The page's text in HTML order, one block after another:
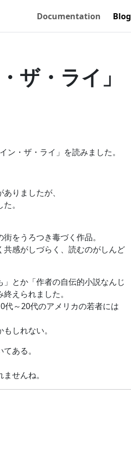
Documentation Blog
ザ・ライ」
ン・ザ・ライ」を読みました。
りましたが、
。
をうろつき毒づく作品。
感がしづらく、読むのがしんど
とか「作者の自伝的小説なんじ
えられました。
代～20代のアメリカの若者には
しれない。
ある。
せんね。